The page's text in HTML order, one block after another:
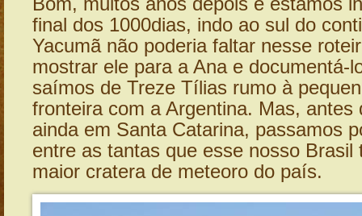
final dos 1000dias, indo ao sul do
Yacumã não poderia faltar nesse
mostrar ele para a Ana e documentá-
saímos de Treze Tílias rumo à
fronteira com a Argentina. Mas, antes
ainda em Santa Catarina, passamos
entre as tantas que esse nosso Brasil
maior cratera de meteoro do país.